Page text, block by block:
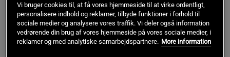
Power Perfect III Sko Sort The Total 2 Sko Mørkeblå
Vi bruger cookies til, at få vores hjemmeside til at virke ordentligt,
personalisere indhold og reklamer, tilbyde funktioner i forhold til
sociale medier og analysere vores traffik. Vi deler også information
vedrørende din brug af vores hjemmeside på vores sociale medier, i
reklamer og med analytiske samarbejdspartnere. More information